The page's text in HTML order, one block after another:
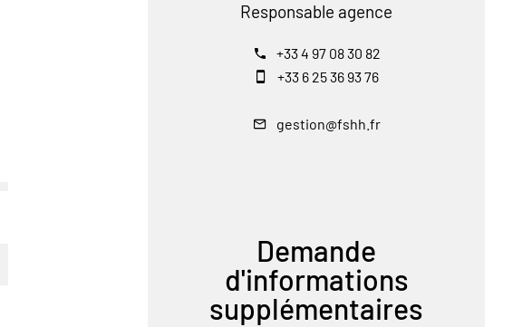
Responsable agence
+33 4 97 08 30 82
+33 6 25 36 93 76
gestion@fshh.fr
Demande
d'informations
supplémentaires